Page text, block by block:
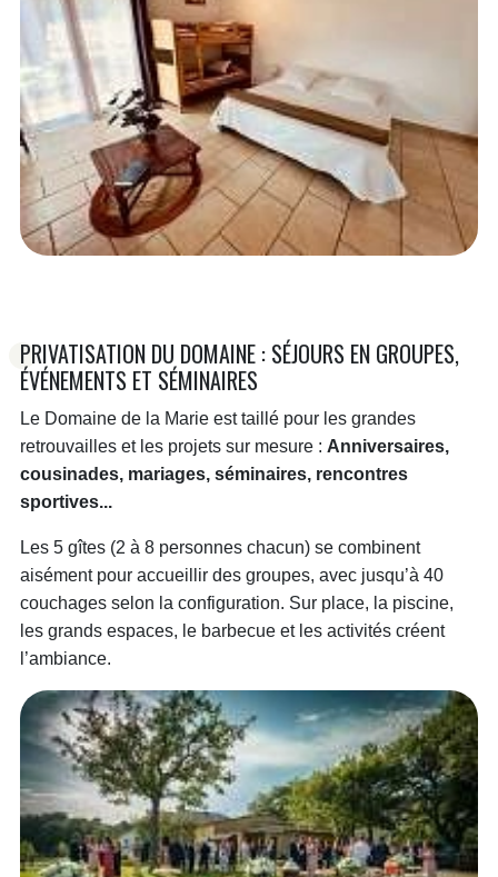
PRIVATISATION DU DOMAINE : SÉJOURS EN GROUPES,
ÉVÉNEMENTS ET SÉMINAIRES
Le Domaine de la Marie est taillé pour les grandes
retrouvailles et les projets sur mesure : Anniversaires,
cousinades, mariages, séminaires, rencontres
sportives...
Les 5 gîtes (2 à 8 personnes chacun) se combinent
aisément pour accueillir des groupes, avec jusqu’à 40
couchages selon la configuration. Sur place, la piscine,
les grands espaces, le barbecue et les activités créent
l’ambiance.